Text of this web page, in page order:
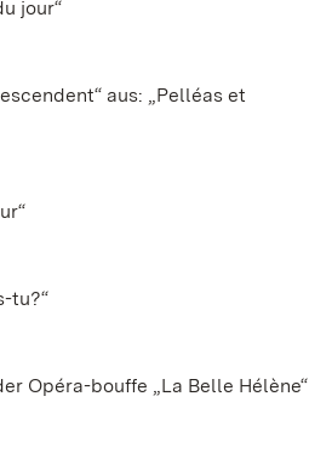
jour“
aus: „Pelléas et
tu?“
Opéra-bouffe „La Belle Hélène“